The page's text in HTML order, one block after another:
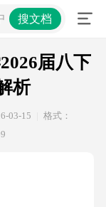
学2026届八下生
搜文档
届八下
析
03-15
格式：